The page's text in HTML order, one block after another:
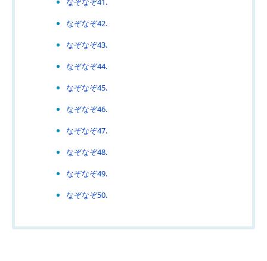
なぞなぞ42.
なぞなぞ43.
なぞなぞ44.
なぞなぞ45.
なぞなぞ46.
なぞなぞ47.
なぞなぞ48.
なぞなぞ49.
なぞなぞ50.